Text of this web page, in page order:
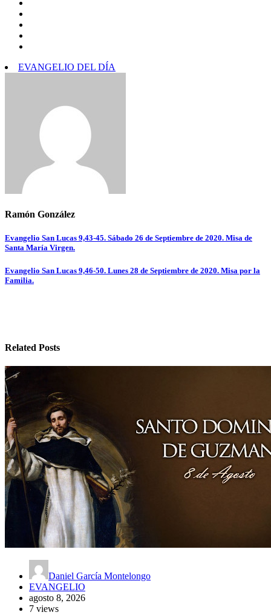
EVANGELIO DEL DÍA
Ramón González
Navegación
entradas
Evangelio San Lucas 9,43-45. Sábado 26 de Septiembre de 2020. Misa de
Santa María Virgen.
Evangelio San Lucas 9,46-50. Lunes 28 de Septiembre de 2020. Misa por la
Familia.
Related Posts
Daniel García Montelongo
EVANGELIO
agosto 8, 2026
7 views